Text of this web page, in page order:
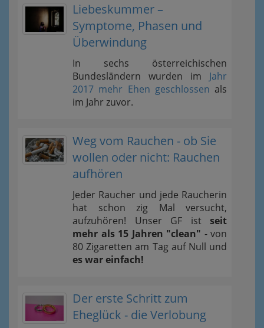
Liebeskummer –
Symptome, Phasen und
Überwindung
In sechs österreichischen
Bundesländern wurden im Jahr
2017 mehr Ehen geschlossen als
im Jahr zuvor.
Weg vom Rauchen - ob Sie
wollen oder nicht: Rauchen
aufhören
Jeder Raucher und jede Raucherin
hat schon zig Mal versucht,
aufzuhören! Unser GF ist seit
mehr als 15 Jahren "clean" - von
80 Zigaretten am Tag auf Null und
es war einfach!
Der erste Schritt zum
Eheglück - die Verlobung